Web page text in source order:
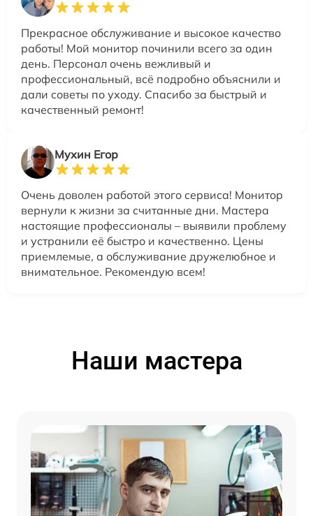
Прекрасное обслуживание и высокое качество
работы! Мой монитор починили всего за один
день. Персонал очень вежливый и
профессиональный, всё подробно объяснили и
дали советы по уходу. Спасибо за быстрый и
качественный ремонт!
Мухин Егор
Очень доволен работой этого сервиса! Монитор
вернули к жизни за считанные дни. Мастера
настоящие профессионалы – выявили проблему
и устранили её быстро и качественно. Цены
приемлемые, а обслуживание дружелюбное и
внимательное. Рекомендую всем!
Наши мастера